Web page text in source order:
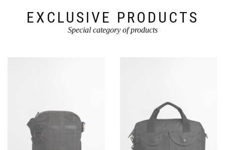
EXCLUSIVE PRODUCTS
Special category of products